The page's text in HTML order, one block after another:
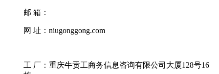
邮 箱：
网 址：niugonggong.com
工 厂：重庆牛贡工商务信息咨询有限公司大厦128号16